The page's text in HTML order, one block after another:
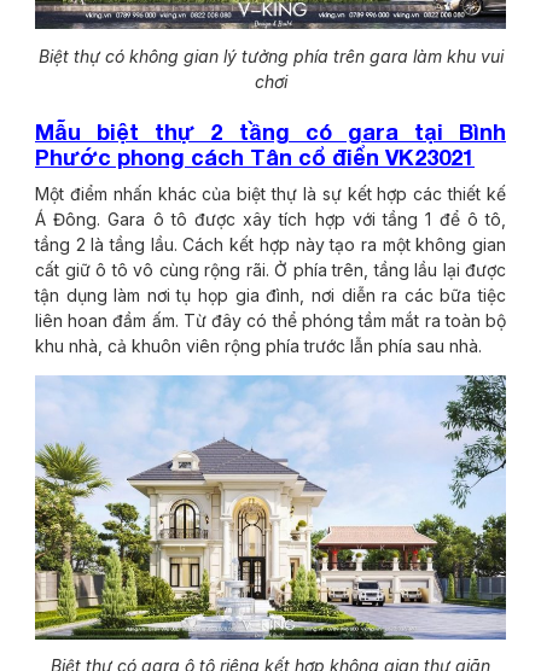
Biệt thự có không gian lý tưởng phía trên gara làm khu vui
chơi
Mẫu biệt thự 2 tầng có gara tại Bình
Phước phong cách Tân cổ điển VK23021
Một điểm nhấn khác của biệt thự là sự kết hợp các thiết kế
Á Đông. Gara ô tô được xây tích hợp với tầng 1 để ô tô,
tầng 2 là tầng lầu. Cách kết hợp này tạo ra một không gian
cất giữ ô tô vô cùng rộng rãi. Ở phía trên, tầng lầu lại được
tận dụng làm nơi tụ họp gia đình, nơi diễn ra các bữa tiệc
liên hoan đầm ấm. Từ đây có thể phóng tầm mắt ra toàn bộ
khu nhà, cả khuôn viên rộng phía trước lẫn phía sau nhà.
Biệt thự có gara ô tô riêng kết hợp không gian thư giãn